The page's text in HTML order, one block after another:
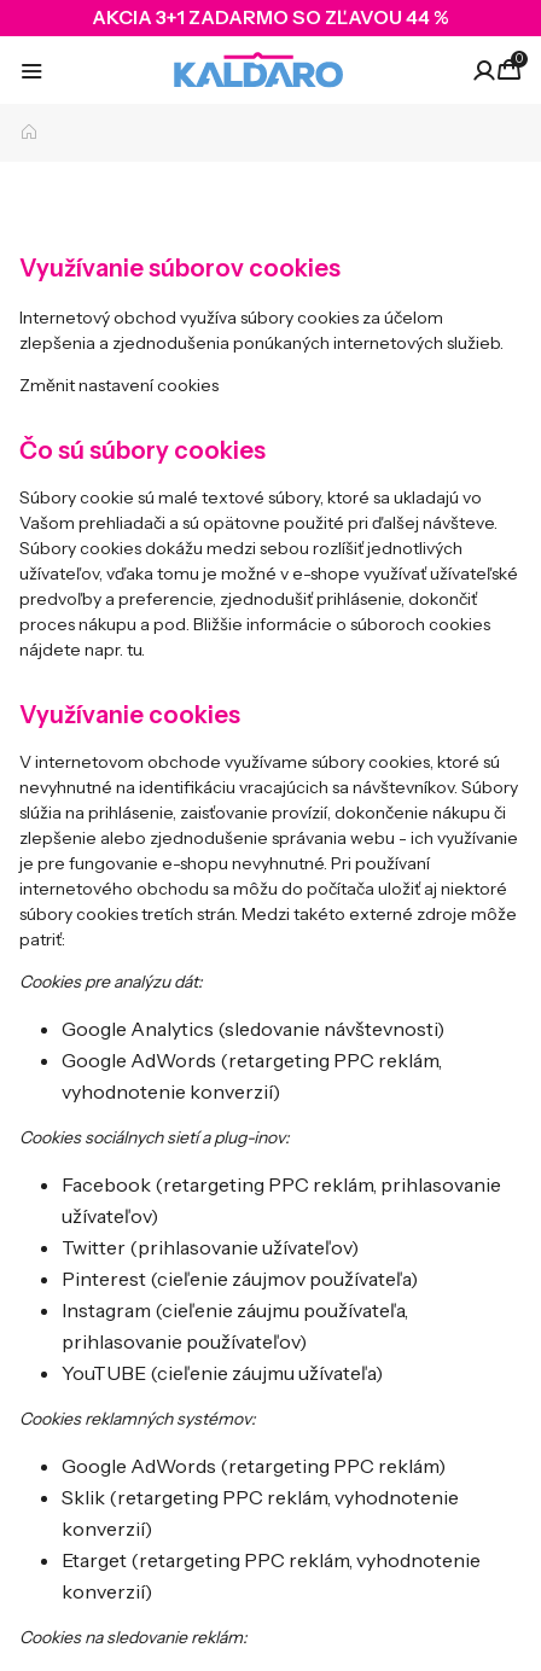
AKCIA 3+1 ZADARMO SO ZĽAVOU 44 %
0
Využívanie súborov cookies
Internetový obchod využíva súbory cookies za účelom
zlepšenia a zjednodušenia ponúkaných internetových služieb.
Změnit nastavení cookies
Čo sú súbory cookies
Súbory cookie sú malé textové súbory, ktoré sa ukladajú vo
Vašom prehliadači a sú opätovne použité pri ďalšej návšteve.
Súbory cookies dokážu medzi sebou rozlíšiť jednotlivých
užívateľov, vďaka tomu je možné v e-shope využívať užívateľské
predvoľby a preferencie, zjednodušiť prihlásenie, dokončiť
proces nákupu a pod. Bližšie informácie o súboroch cookies
nájdete napr. tu.
Využívanie cookies
V internetovom obchode využívame súbory cookies, ktoré sú
nevyhnutné na identifikáciu vracajúcich sa návštevníkov. Súbory
slúžia na prihlásenie, zaisťovanie provízií, dokončenie nákupu či
zlepšenie alebo zjednodušenie správania webu - ich využívanie
je pre fungovanie e-shopu nevyhnutné. Pri používaní
internetového obchodu sa môžu do počítača uložiť aj niektoré
súbory cookies tretích strán. Medzi takéto externé zdroje môže
patriť:
Cookies pre analýzu dát:
Google Analytics (sledovanie návštevnosti)
Google AdWords (retargeting PPC reklám,
vyhodnotenie konverzií)
Cookies sociálnych sietí a plug-inov:
Facebook (retargeting PPC reklám, prihlasovanie
užívateľov)
Twitter (prihlasovanie užívateľov)
Pinterest (cieľenie záujmov používateľa)
Instagram (cieľenie záujmu používateľa,
prihlasovanie používateľov)
YouTUBE (cieľenie záujmu užívateľa)
Cookies reklamných systémov:
Google AdWords (retargeting PPC reklám)
Sklik (retargeting PPC reklám, vyhodnotenie
konverzií)
Etarget (retargeting PPC reklám, vyhodnotenie
konverzií)
Cookies na sledovanie reklám: